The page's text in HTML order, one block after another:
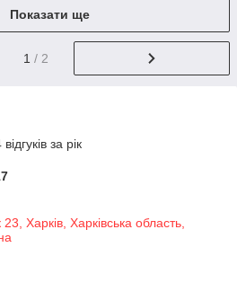
Показати ще
1 / 2
за рік
Харків, Харківська область,